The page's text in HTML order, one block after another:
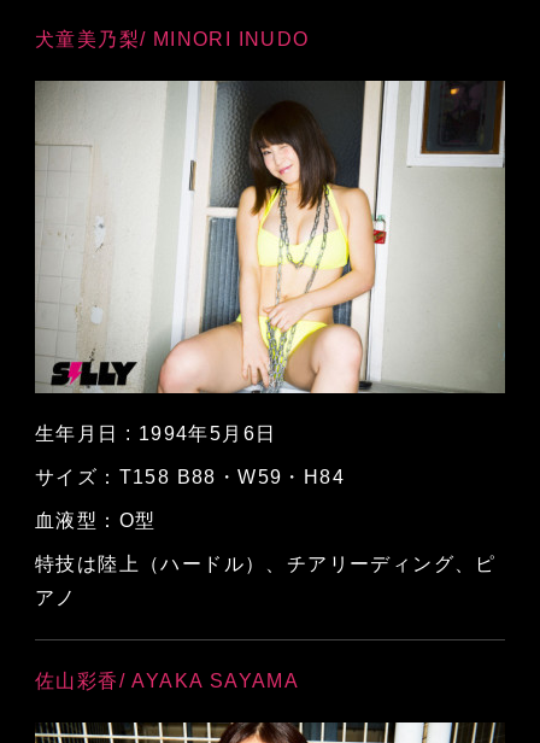
犬童美乃梨/ MINORI INUDO
生年月日 : 1994年5月6日
サイズ：T158 B88・W59・H84
血液型：O型
特技は陸上（ハードル）、チアリーディング、ピ
アノ
佐山彩香/ AYAKA SAYAMA